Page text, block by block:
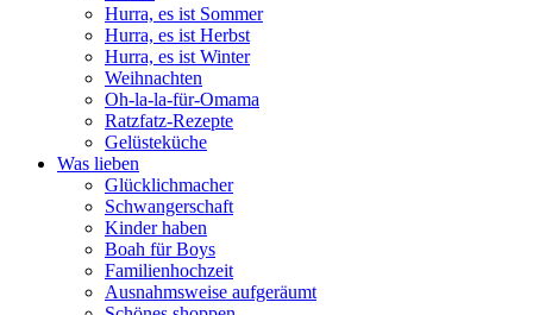
Hurra, es ist Sommer
Hurra, es ist Herbst
Hurra, es ist Winter
Weihnachten
Oh-la-la-für-Omama
Ratzfatz-Rezepte
Gelüsteküche
Was lieben
Glücklichmacher
Schwangerschaft
Kinder haben
Boah für Boys
Familienhochzeit
Ausnahmsweise aufgeräumt